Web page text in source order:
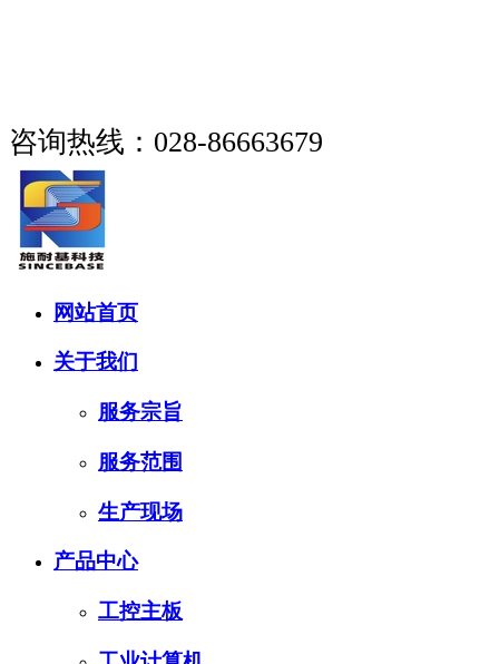
咨询热线：028-86663679
网站首页
关于我们
服务宗旨
服务范围
生产现场
产品中心
工控主板